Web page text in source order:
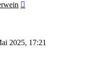
2025, 17:21